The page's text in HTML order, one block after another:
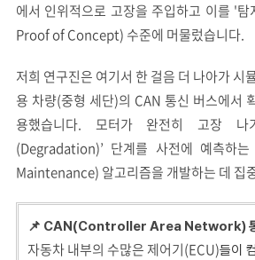
에서 인위적으로 고장을 주입하고 이를 '
Proof of Concept) 수준에 머물렀습니다.
저희 연구진은 여기서 한 걸음 더 나아가 시
용 차량(중형 세단)의 CAN 통신 버스에서
용했습니다. 모터가 완전히 고장
(Degradation)’ 단계를 사전에 예측하
Maintenance) 알고리즘을 개발하는 데 집
📌 CAN(Controller Area Network)
자동차 내부의 수많은 제어기(ECU)들이